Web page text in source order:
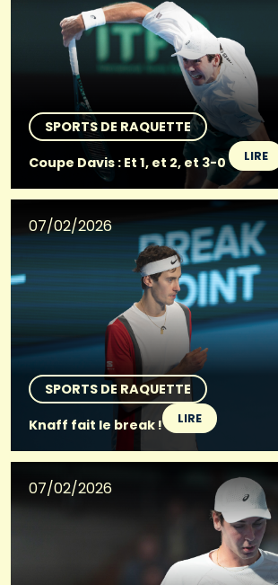
SPORTS DE RAQUETTE
Coupe Davis : Et 1, et 2, et 3-0
LIRE
07/02/2026
SPORTS DE RAQUETTE
Knaff fait le break !
LIRE
07/02/2026